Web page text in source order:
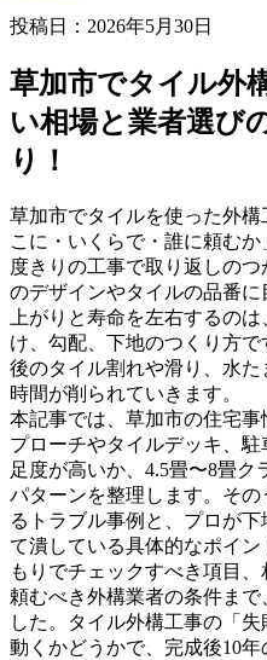
投稿日：2026年5月30日
草加市でタイル外
い相場と業者選び
り！
草加市でタイルを使った外
こに・いくらで・誰に頼む
度きりの工事で取り返しの
のデザインやタイルの品番
上がりと寿命を左右するの
け、勾配、下地のつくり方
後のタイル割れや滑り、水
時間が削られていきます。
本記事では、草加市の住宅
プローチやタイルデッキ、
足度が高いか、4.5畳〜8畳
パターンを整理します。そ
るトラブル事例と、プロが
て潰している具体的なポイ
もりでチェックすべき項目
頼むべき外構業者の条件ま
した。タイル外構工事の「
動くかどうかで、完成後10